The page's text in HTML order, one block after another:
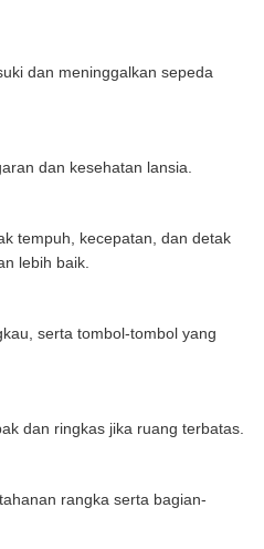
dan meninggalkan sepeda
dan kesehatan lansia.
tempuh, kecepatan, dan detak
lebih baik.
serta tombol-tombol yang
dan ringkas jika ruang terbatas.
rangka serta bagian-